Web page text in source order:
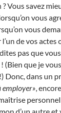
Vous savez
vous
vous
de vos actes
pas que
(Bien que je
Donc, dans un
employer» ,
d’un autre et